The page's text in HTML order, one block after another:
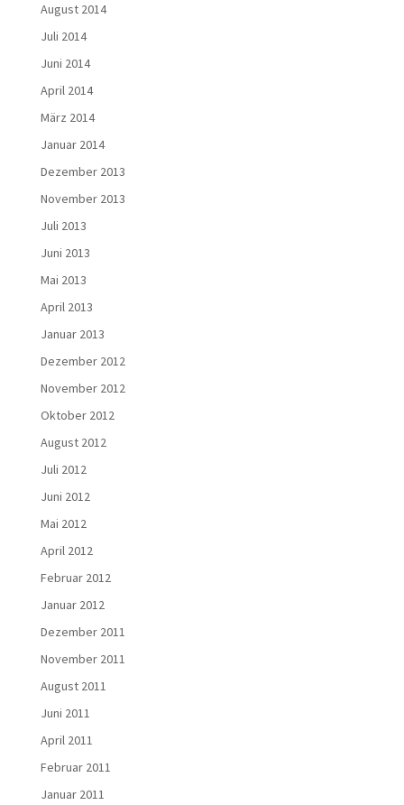
August 2014
Juli 2014
Juni 2014
April 2014
März 2014
Januar 2014
Dezember 2013
November 2013
Juli 2013
Juni 2013
Mai 2013
April 2013
Januar 2013
Dezember 2012
November 2012
Oktober 2012
August 2012
Juli 2012
Juni 2012
Mai 2012
April 2012
Februar 2012
Januar 2012
Dezember 2011
November 2011
August 2011
Juni 2011
April 2011
Februar 2011
Januar 2011